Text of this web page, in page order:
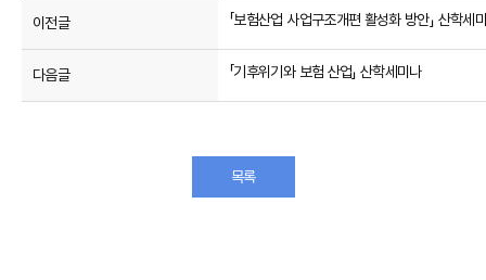
이전글 「보험산업 사업구조개편 활성화 방안」 산학세
다음글 「기후위기와 보험 산업」 산학세미나
목록